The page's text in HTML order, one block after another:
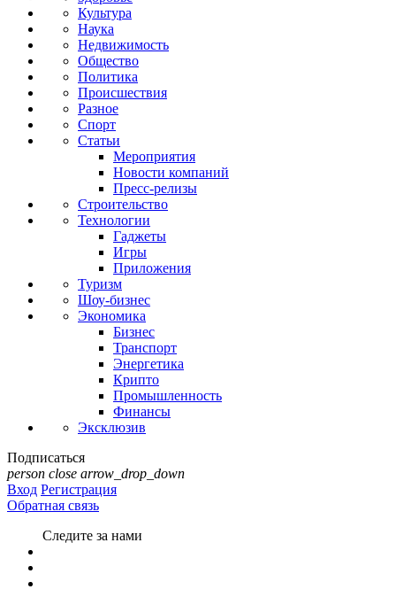
Культура
Наука
Недвижимость
Общество
Политика
Происшествия
Разное
Спорт
Статьи
Мероприятия
Новости компаний
Пресс-релизы
Строительство
Технологии
Гаджеты
Игры
Приложения
Туризм
Шоу-бизнес
Экономика
Бизнес
Транспорт
Энергетика
Крипто
Промышленность
Финансы
Эксклюзив
Подписаться
person close arrow_drop_down
Вход Регистрация
Обратная связь
Следите за нами